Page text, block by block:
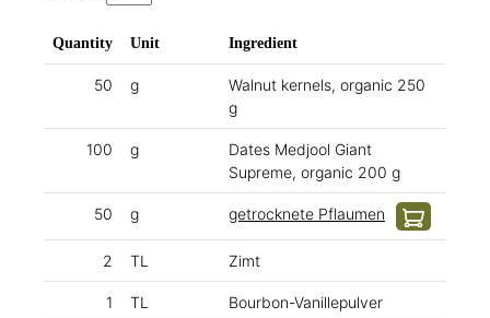
Quantity Unit Ingredient
50 g
Walnut kernels, organic 250
g
100 g
Dates Medjool Giant
Supreme, organic 200 g
50 g getrocknete Pflaumen
2 TL Zimt
1 TL Bourbon-Vanillepulver